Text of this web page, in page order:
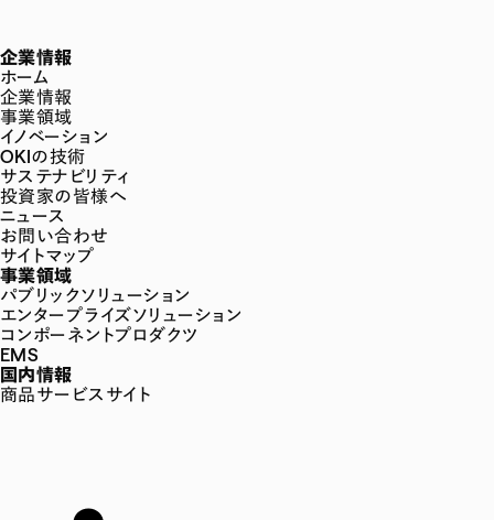
企業情報
ホーム
企業情報
事業領域
イノベーション
OKIの技術
サステナビリティ
投資家の皆様へ
ニュース
お問い合わせ
サイトマップ
事業領域
パブリックソリューション
エンタープライズソリューション
コンポーネントプロダクツ
EMS
国内情報
商品サービスサイト